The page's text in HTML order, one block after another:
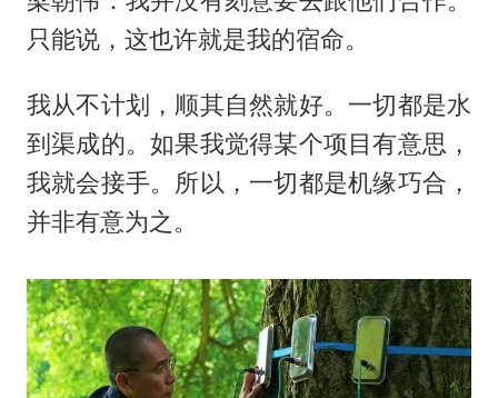
只能说，这也许就是我的宿命。
我从不计划，顺其自然就好。一切都是水
到渠成的。如果我觉得某个项目有意思，
我就会接手。所以，一切都是机缘巧合，
并非有意为之。